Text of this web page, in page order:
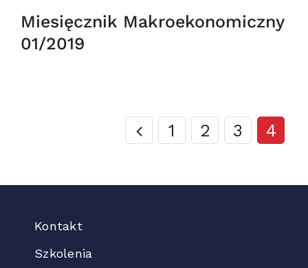
Miesięcznik Makroekonomiczny
01/2019
1 2 3 4
Kontakt
Szkolenia